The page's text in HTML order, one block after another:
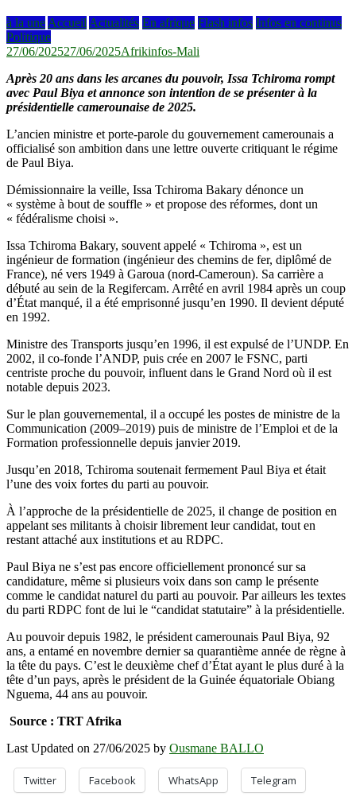
à la une Accueil Actualités En afrique Flash infos Infos en continus
Politique
27/06/202527/06/2025Afrikinfos-Mali
Après 20 ans dans les arcanes du pouvoir, Issa Tchiroma rompt
avec Paul Biya et annonce son intention de se présenter à la
présidentielle camerounaise de 2025.
L’ancien ministre et porte-parole du gouvernement camerounais a
officialisé son ambition dans une lettre ouverte critiquant le régime
de Paul Biya.
Démissionnaire la veille, Issa Tchiroma Bakary dénonce un
« système à bout de souffle » et propose des réformes, dont un
« fédéralisme choisi ».
Issa Tchiroma Bakary, souvent appelé « Tchiroma », est un
ingénieur de formation (ingénieur des chemins de fer, diplômé de
France), né vers 1949 à Garoua (nord‑Cameroun). Sa carrière a
débuté au sein de la Regifercam. Arrêté en avril 1984 après un coup
d’État manqué, il a été emprisonné jusqu’en 1990. Il devient député
en 1992.
Ministre des Transports jusqu’en 1996, il est expulsé de l’UNDP. En
2002, il co-fonde l’ANDP, puis crée en 2007 le FSNC, parti
centriste proche du pouvoir, influent dans le Grand Nord où il est
notable depuis 2023.
Sur le plan gouvernemental, il a occupé les postes de ministre de la
Communication (2009–2019) puis de ministre de l’Emploi et de la
Formation professionnelle depuis janvier 2019.
Jusqu’en 2018, Tchiroma soutenait fermement Paul Biya et était
l’une des voix fortes du parti au pouvoir.
À l’approche de la présidentielle de 2025, il change de position en
appelant ses militants à choisir librement leur candidat, tout en
restant attaché aux institutions et au RDPC.
Paul Biya ne s’est pas encore officiellement prononcé sur sa
candidature, même si plusieurs voix dans son camp le présente
comme le candidat naturel du parti au pouvoir. Par ailleurs les textes
du parti RDPC font de lui le “candidat statutaire” à la présidentielle.
Au pouvoir depuis 1982, le président camerounais Paul Biya, 92
ans, a entamé en novembre dernier sa quarantième année de règne à
la tête du pays. C’est le deuxième chef d’État ayant le plus duré à la
tête d’un pays, après le président de la Guinée équatoriale Obiang
Nguema, 44 ans au pouvoir.
Source : TRT Afrika
Last Updated on 27/06/2025 by Ousmane BALLO
Twitter Facebook WhatsApp Telegram